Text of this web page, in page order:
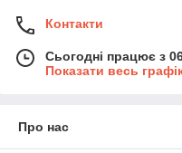
Контакти
Сьогодні працює з
Показати весь
Про нас